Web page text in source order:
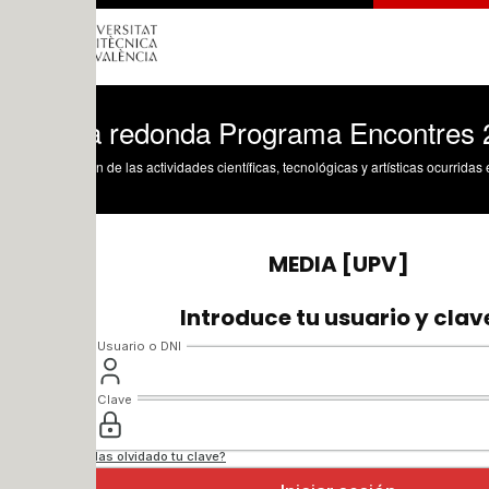
redonda Programa Encontres 22/12/
de las actividades científicas, tecnológicas y artísticas ocurridas en los tres